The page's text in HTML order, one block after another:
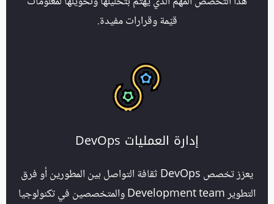
قيّمة وقرارات مفيدة.
إدارة العمليات DevOps
يعزز تخصص DevOps ثقافة التواصل بين المطورين أو فرق
التطوير Development team والمتخصصين في تكنولوجيا